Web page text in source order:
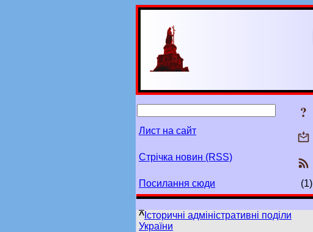
?
Лист на сайт
Стрічка новин (RSS)
Посилання сюди (1)
^ Історичні адміністративні поділи
України